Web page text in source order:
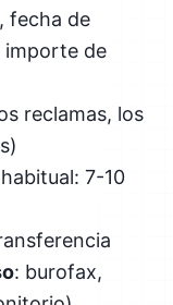
fecha de
importe de
reclamas, los
7-10
: burofax,